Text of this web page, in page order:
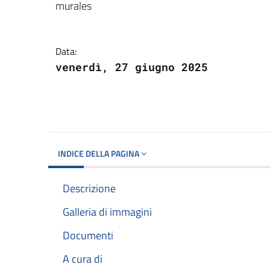
Dettagli del
murales
Data:
venerdì, 27 giugno 2025
INDICE DELLA PAGINA
Descrizione
Galleria di immagini
Documenti
A cura di